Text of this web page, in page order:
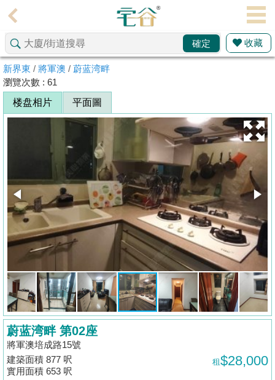
理
主
頁
搵
楼/
主
放
盘
宅
按
揭
地
产
博
客
確定 收藏
新界東 / 將軍澳 / 蔚蓝湾畔
瀏覽次數 : 61
楼盘相片
平面圖
蔚蓝湾畔 第02座
將軍澳培成路15號
建築面積 877 呎
實用面積 653 呎
租$28,000